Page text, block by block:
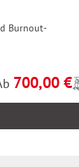
Burnout-
Preis:
700,00 €